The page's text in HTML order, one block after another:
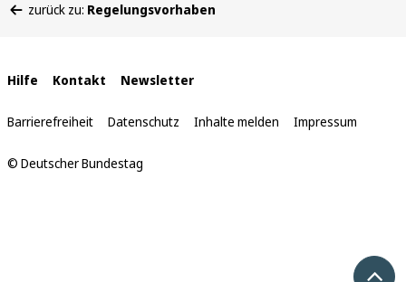
befinden
zurück zu: Regelungsvorhaben
Interne
Links
Hilfe Kontakt Newsletter
Barrierefreiheit Datenschutz Inhalte melden Impressum
© Deutscher Bundestag